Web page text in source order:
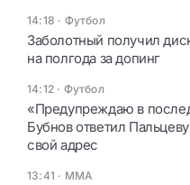
14:18 · Футбол
Заболотный получил
на полгода за допинг
14:12 · Футбол
«Предупреждаю в
Бубнов ответил
свой адрес
13:41 · ММА